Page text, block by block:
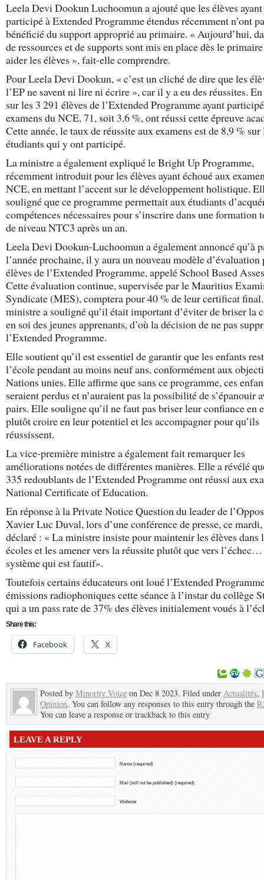
Leela Devi Dookun Luchoomun a ajouté que les élèves ayant
participé à Extended Programme étendus récemment n’ont
bénéficié du support approprié au primaire. « Aujourd’hui,
de ressources et de supports sont mis en place dès le
aider les élèves », fait-elle comprendre.
Pour Leela Devi Dookun, « c’est un cliché de dire que les
l’EP ne savent ni lire ni écrire », car il y a eu des réussites.
sur les 3 291 élèves de l’Extended Programme ayant
examens du NCE, 71, soit 3,6 %, ont réussi cette épreuve
Cette année, le taux de réussite aux examens est de 8,9 %
étudiants qui y ont participé.
La ministre a également expliqué le Bright Up Programme,
récemment introduit pour les élèves ayant échoué aux
NCE, en mettant l’accent sur le développement holistique.
souligné que ce programme permettait aux étudiants
compétences nécessaires pour s’inscrire dans une formation
de niveau NTC3 après un an.
Leela Devi Dookun-Luchoomun a également annoncé qu’à
l’année prochaine, il y aura un nouveau modèle d’évaluation
élèves de l’Extended Programme, appelé School Based
Cette évaluation continue, supervisée par le Mauritius
Syndicate (MES), comptera pour 40 % de leur certificat
ministre a souligné qu’il était important d’éviter de briser la
en soi des jeunes apprenants, d’où la décision de ne pas
l’Extended Programme.
Elle soutient qu’il est essentiel de garantir que les enfants
l’école pendant au moins neuf ans, conformément aux
Nations unies. Elle affirme que sans ce programme, ces
seraient perdus et n’auraient pas la possibilité de s’épanouir
pairs. Elle souligne qu’il ne faut pas briser leur confiance en
plutôt croire en leur potentiel et les accompagner pour qu’ils
réussissent.
La vice-première ministre a également fait remarquer les
améliorations notées de différentes manières. Elle a révélé
335 redoublants de l’Extended Programme ont réussi aux
National Certificate of Education.
En réponse à la Private Notice Question du leader de
Xavier Luc Duval, lors d’une conférence de presse, ce
déclaré : « La ministre insiste pour maintenir les élèves dans
écoles et les amener vers la réussite plutôt que vers l’échec…
système qui est fautif».
Toutefois certains éducateurs ont loué l’Extended
émissions radiophoniques cette séance à l’instar du collège
qui a un pass rate de 37% des élèves initialement voués à
Share this:
Facebook X
Posted by Minority Voice on Dec 8 2023. Filed under Actualités,
Opinion. You can follow any responses to this entry through the
You can leave a response or trackback to this entry
LEAVE A REPLY
Name (required)
Mail (will not be published) (required)
Website